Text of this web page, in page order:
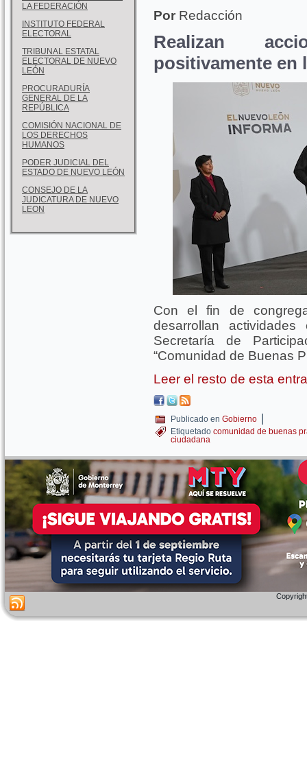
LA FEDERACIÓN
INSTITUTO FEDERAL
ELECTORAL
TRIBUNAL ESTATAL
ELECTORAL DE NUEVO
LEÓN
PROCURADURÍA
GENERAL DE LA
REPÚBLICA
COMISIÓN NACIONAL DE
LOS DERECHOS
HUMANOS
PODER JUDICIAL DEL
ESTADO DE NUEVO LEÓN
CONSEJO DE LA
JUDICATURA DE NUEVO
LEON
Por Redacción
Realizan
positivamente en
Con el fin de
desarrollan
Secretaría de
“Comunidad de Buenas
Leer el resto de esta
Publicado en Gobierno |
Etiquetado comunidad de buenas
ciudadana